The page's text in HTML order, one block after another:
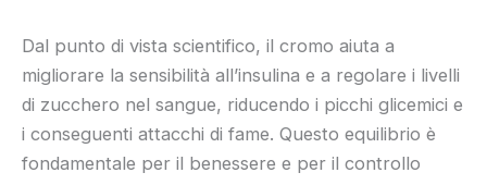
Dal punto di vista scientifico, il cromo aiuta a
migliorare la sensibilità all’insulina e a regolare i livelli
di zucchero nel sangue, riducendo i picchi glicemici e
i conseguenti attacchi di fame. Questo equilibrio è
fondamentale per il benessere e per il controllo